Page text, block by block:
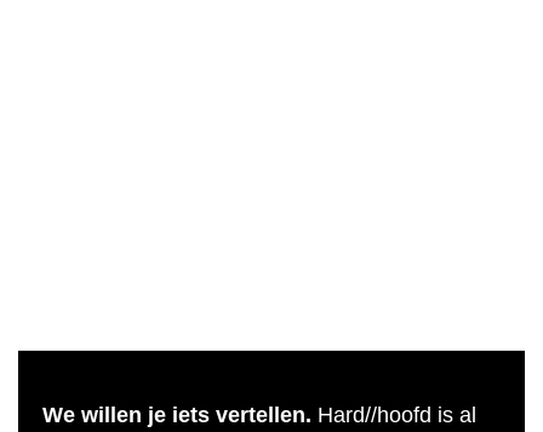
We willen je iets vertellen. Hard//hoofd is al